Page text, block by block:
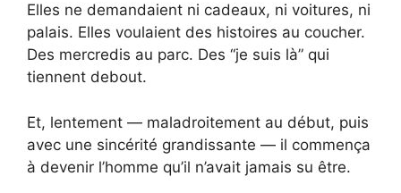
Elles ne demandaient ni cadeaux, ni voitures, ni
palais. Elles voulaient des histoires au coucher.
Des mercredis au parc. Des “je suis là” qui
tiennent debout.
Et, lentement — maladroitement au début, puis
avec une sincérité grandissante — il commença
à devenir l’homme qu’il n’avait jamais su être.